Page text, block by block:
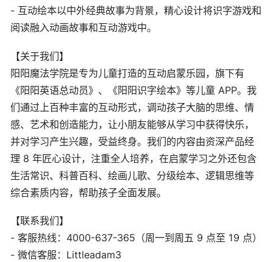
- 互动绘本以中外经典故事为背景，精心设计将识字游戏和
阅读融入动画故事和互动游戏中。
【关于我们】
阳阳魔法学院是专为儿童打造的互动启蒙乐园，旗下有
《阳阳英语总动员》、《阳阳识字绘本》等儿童 APP。我
们通过上百种丰富的互动形式，调动孩子大脑的思维、情
感、艺术和创造能力，让小朋友能够从学习中获得快乐，
并对学习产生兴趣，受益终身。我们的内容由资深产品经
理 8 年匠心设计，注重全人培养，在启蒙学习之外还包含
生活常识、科普百科、绘画儿歌、分级绘本、逻辑思维等
综合素质内容，帮助孩子全面发展。
【联系我们】
- 客服热线：4000-637-365（周一到周五 9 点至 19 点）
- 微信客服：Littleadam3